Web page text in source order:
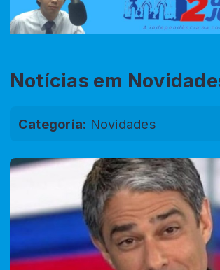
Notícias em
Categoria: Novidades